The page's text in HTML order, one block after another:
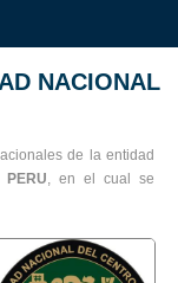
NACIONAL
de la entidad
PERU, en el cual se